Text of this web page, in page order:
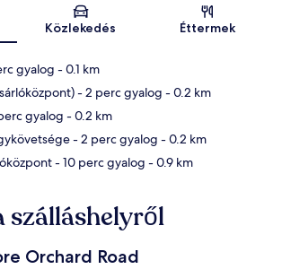
Térkép
Közlekedés Éttermek
gyalog - 0.1 km
- 2 perc gyalog - 0.2 km
gyalog - 0.2 km
- 2 perc gyalog - 0.2 km
- 10 perc gyalog - 0.9 km
szálláshelyről
Orchard Road